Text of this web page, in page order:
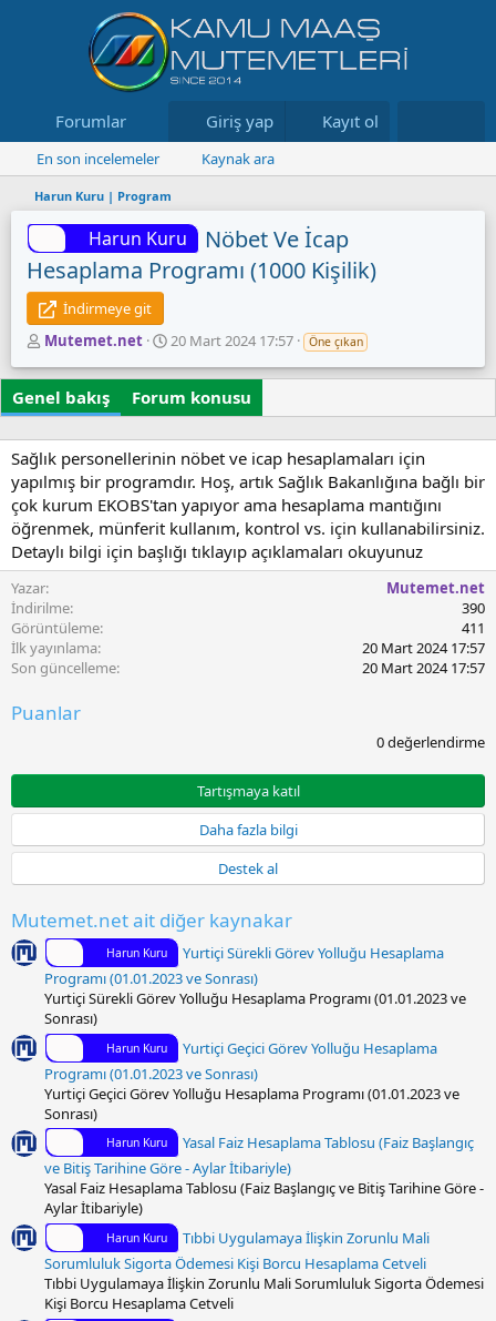
Forumlar Neler yeni Kaynaklar
Giriş yap Kayıt ol
En son incelemeler Kaynak ara
Harun Kuru | Program
Harun Kuru
Nöbet Ve İcap
Hesaplama Programı (1000 Kişilik)
İndirmeye git
Y
z
a
r
Mutemet.net
O
u
ş
t
u
r
u
l
m
a
t
20 Mart 2024 17:57 Öne çıkan
Genel bakış Forum konusu
Sağlık personellerinin nöbet ve icap hesaplamaları için
yapılmış bir programdır. Hoş, artık Sağlık Bakanlığına bağlı bir
çok kurum EKOBS'tan yapıyor ama hesaplama mantığını
öğrenmek, münferit kullanım, kontrol vs. için kullanabilirsiniz.
Detaylı bilgi için başlığı tıklayıp açıklamaları okuyunuz
Yazar
Mutemet.net
İndirilme
390
Görüntüleme
411
İlk yayınlama
20 Mart 2024 17:57
Son güncelleme
20 Mart 2024 17:57
Puanlar
0
y
ı
d
z
0 değerlendirme
Tartışmaya katıl
Daha fazla bilgi
Destek al
Mutemet.net ait diğer kaynakar
Harun Kuru
Yurtiçi Sürekli Görev Yolluğu Hesaplama
Programı (01.01.2023 ve Sonrası)
Yurtiçi Sürekli Görev Yolluğu Hesaplama Programı (01.01.2023 ve
Sonrası)
Harun Kuru
Yurtiçi Geçici Görev Yolluğu Hesaplama
Programı (01.01.2023 ve Sonrası)
Yurtiçi Geçici Görev Yolluğu Hesaplama Programı (01.01.2023 ve
Sonrası)
Harun Kuru
Yasal Faiz Hesaplama Tablosu (Faiz Başlangıç
ve Bitiş Tarihine Göre - Aylar İtibariyle)
Yasal Faiz Hesaplama Tablosu (Faiz Başlangıç ve Bitiş Tarihine Göre -
Aylar İtibariyle)
Harun Kuru
Tıbbi Uygulamaya İlişkin Zorunlu Mali
Sorumluluk Sigorta Ödemesi Kişi Borcu Hesaplama Cetveli
Tıbbi Uygulamaya İlişkin Zorunlu Mali Sorumluluk Sigorta Ödemesi
Kişi Borcu Hesaplama Cetveli